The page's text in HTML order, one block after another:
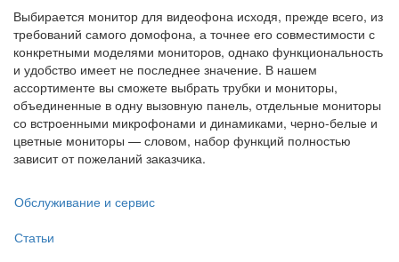
Выбирается монитор для видеофона исходя, прежде всего, из
требований самого домофона, а точнее его совместимости с
конкретными моделями мониторов, однако функциональность
и удобство имеет не последнее значение. В нашем
ассортименте вы сможете выбрать трубки и мониторы,
объединенные в одну вызовную панель, отдельные мониторы
со встроенными микрофонами и динамиками, черно-белые и
цветные мониторы — словом, набор функций полностью
зависит от пожеланий заказчика.
Обслуживание и сервис
Статьи